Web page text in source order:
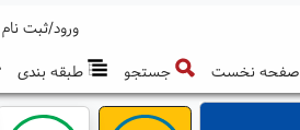
ورود/ثبت نام
صفحه نخست
جستجو طبقه بندی